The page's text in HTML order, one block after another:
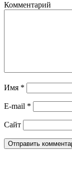
Комментарий
Имя *
E-mail *
Сайт